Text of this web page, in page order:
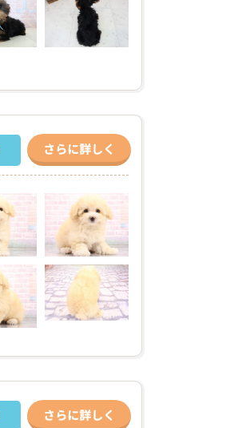
さらに詳しく
さらに詳しく